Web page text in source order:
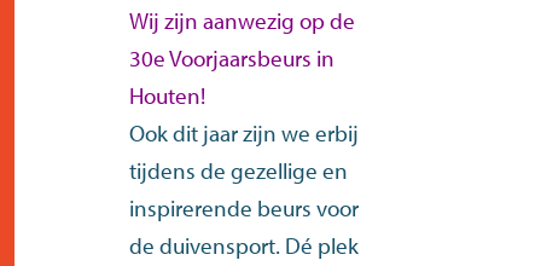
Wij zijn aanwezig op de
30e Voorjaarsbeurs in
Houten!
Ook dit jaar zijn we erbij
tijdens de gezellige en
inspirerende beurs voor
de duivensport. Dé plek